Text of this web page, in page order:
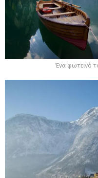
Ένα φωτεινό